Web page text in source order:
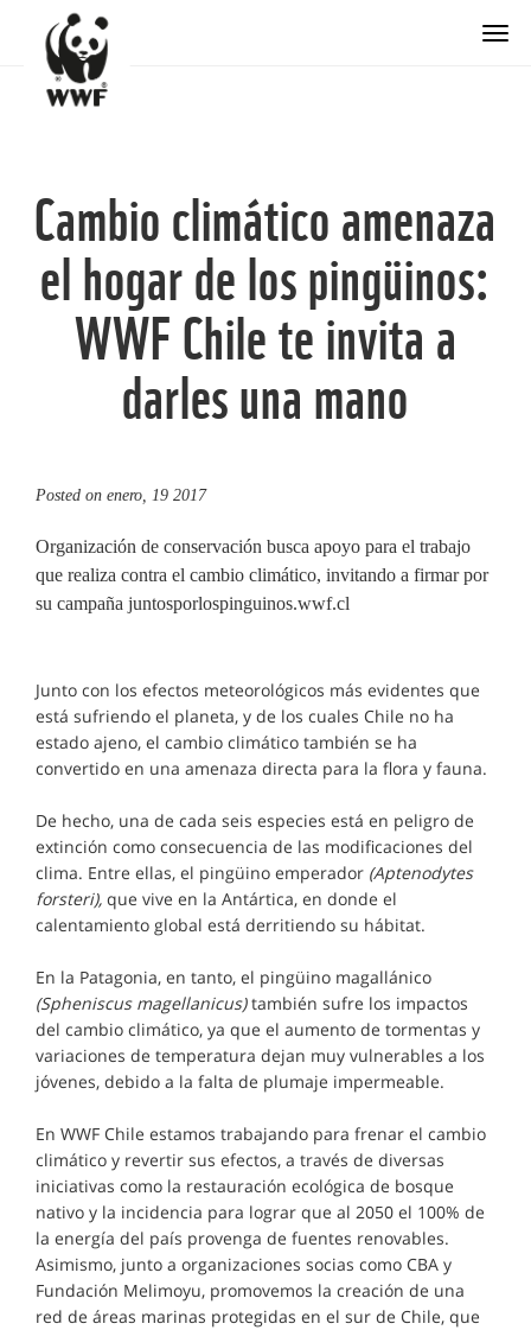
Cambio climático amenaza
el hogar de los pingüinos:
WWF Chile te invita a
darles una mano
Posted on enero, 19 2017
Organización de conservación busca apoyo para el trabajo
que realiza contra el cambio climático, invitando a firmar por
su campaña juntosporlospinguinos.wwf.cl
Junto con los efectos meteorológicos más evidentes que
está sufriendo el planeta, y de los cuales Chile no ha
estado ajeno, el cambio climático también se ha
convertido en una amenaza directa para la flora y fauna.
De hecho, una de cada seis especies está en peligro de
extinción como consecuencia de las modificaciones del
clima. Entre ellas, el pingüino emperador (Aptenodytes
forsteri), que vive en la Antártica, en donde el
calentamiento global está derritiendo su hábitat.
En la Patagonia, en tanto, el pingüino magallánico
(Spheniscus magellanicus)también sufre los impactos
del cambio climático, ya que el aumento de tormentas y
variaciones de temperatura dejan muy vulnerables a los
jóvenes, debido a la falta de plumaje impermeable.
En WWF Chile estamos trabajando para frenar el cambio
climático y revertir sus efectos, a través de diversas
iniciativas como la restauración ecológica de bosque
nativo y la incidencia para lograr que al 2050 el 100% de
la energía del país provenga de fuentes renovables.
Asimismo, junto a organizaciones socias como CBA y
Fundación Melimoyu, promovemos la creación de una
red de áreas marinas protegidas en el sur de Chile, que